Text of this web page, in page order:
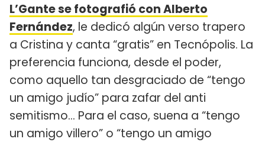
L’Gante se fotografió con Alberto
Fernández, le dedicó algún verso trapero
a Cristina y canta “gratis” en Tecnópolis. La
preferencia funciona, desde el poder,
como aquello tan desgraciado de “tengo
un amigo judío” para zafar del anti
semitismo… Para el caso, suena a “tengo
un amigo villero” o “tengo un amigo